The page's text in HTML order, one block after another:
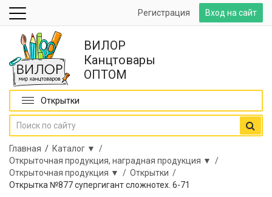
Вход на сайт
Регистрация
ВИЛОР
Канцтовары
ОПТОМ
Открытки
Главная / Каталог ▼ /
Открыточная продукция, наградная продукция ▼ /
Открыточная продукция ▼ / Открытки /
Открытка №877 супергигант сложнотех. 6-71